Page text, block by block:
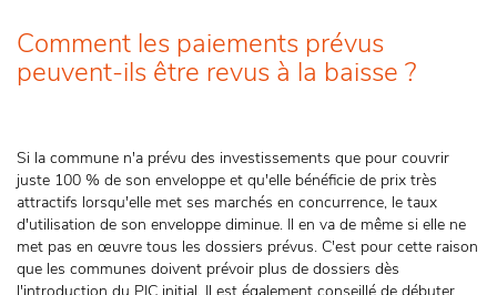
Comment les paiements prévus
peuvent-ils être revus à la baisse ?
Si la commune n'a prévu des investissements que pour couvrir
juste 100 % de son enveloppe et qu'elle bénéficie de prix très
attractifs lorsqu'elle met ses marchés en concurrence, le taux
d'utilisation de son enveloppe diminue. Il en va de même si elle ne
met pas en œuvre tous les dossiers prévus. C'est pour cette raison
que les communes doivent prévoir plus de dossiers dès